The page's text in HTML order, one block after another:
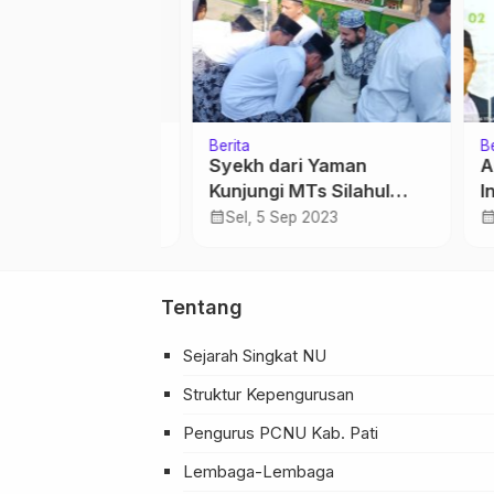
Berita
Gus Mus Ijazahkan Tiga
Sholawat
Ming, 4 Jul 2021
Tentang
Sejarah Singkat NU
Struktur Kepengurusan
Pengurus PCNU Kab. Pati
Lembaga-Lembaga